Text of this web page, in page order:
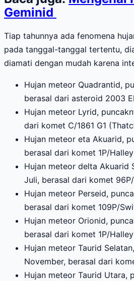
Geminid
Tiap tahunnya ada fenomena
pada tanggal-tanggal tertentu,
diamati dengan mudah karena
Hujan meteor Quadrantid,
berasal dari asteroid 2003
Hujan meteor Lyrid,
dari komet C/1861 G1
Hujan meteor eta Akuarid,
berasal dari komet 1P/Halley
Hujan meteor delta Akuarid
Juli, berasal dari komet
Hujan meteor Perseid,
berasal dari komet 109P/
Hujan meteor Orionid,
berasal dari komet 1P/Halley
Hujan meteor Taurid
November, berasal dari
Hujan meteor Taurid Utara,